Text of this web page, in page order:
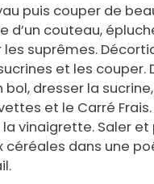
puis couper de
d’un couteau,
suprêmes.
et les couper.
bol, dresser la
et le Carré
vinaigrette. Saler et
dans une